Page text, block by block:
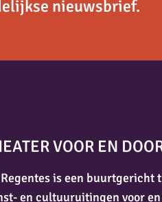
nieuwsbrief.
VOOR EN
is een buurtgericht
en cultuuruitingen voor